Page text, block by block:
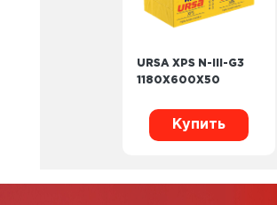
URSA XPS N-III-G3
1180X600X50
Купить